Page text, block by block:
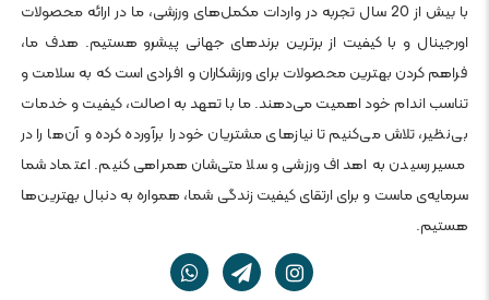
با بیش از 20 سال تجربه در واردات مکمل‌های ورزشی، ما در ارائه محصولات
اورجینال و با کیفیت از برترین برندهای جهانی پیشرو هستیم. هدف ما،
فراهم کردن بهترین محصولات برای ورزشکاران و افرادی است که به سلامت و
تناسب اندام خود اهمیت می‌دهند. ما با تعهد به اصالت، کیفیت و خدمات
بی‌نظیر، تلاش می‌کنیم تا نیازهای مشتریان خود را برآورده کرده و آن‌ها را در
مسیر رسیدن به اهداف ورزشی و سلامتی‌شان همراهی کنیم. اعتماد شما
سرمایه‌ی ماست و برای ارتقای کیفیت زندگی شما، همواره به دنبال بهترین‌ها
هستیم.